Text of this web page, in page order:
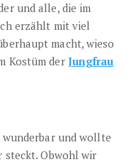
und alle, die im
erzählt mit viel
macht, wieso
Kostüm der Jungfrau
und wollte
steckt. Obwohl wir